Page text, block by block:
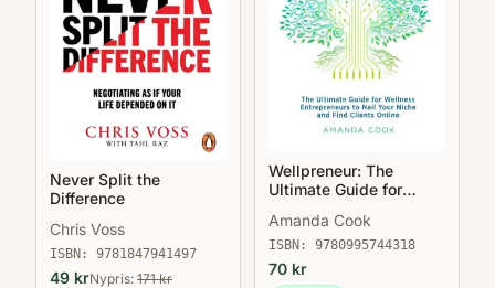
Never Split the
Difference
Chris Voss
ISBN: 9781847941497
49 krNypris: 171kr
Wellpreneur: The
Ultimate Guide for
to Nail Your Niche and
Find Clients Online
Amanda Cook
ISBN: 9780995744318
70 kr